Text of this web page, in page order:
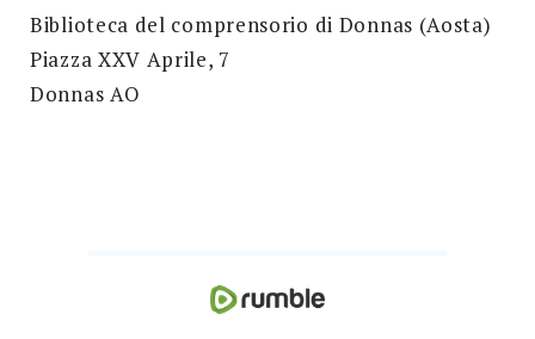
Biblioteca del comprensorio di Donnas (Aosta)
Piazza XXV Aprile, 7
Donnas AO